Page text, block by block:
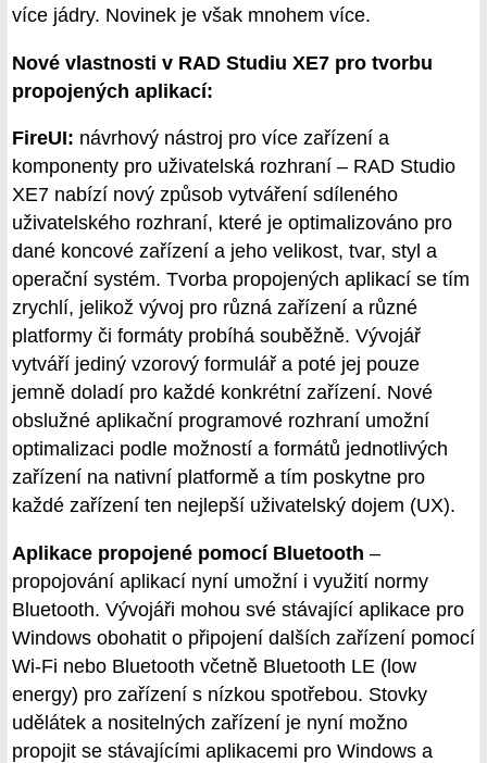
více jádry. Novinek je však mnohem více.
Nové vlastnosti v RAD Studiu XE7 pro tvorbu
propojených aplikací:
FireUI: návrhový nástroj pro více zařízení a
komponenty pro uživatelská rozhraní – RAD Studio
XE7 nabízí nový způsob vytváření sdíleného
uživatelského rozhraní, které je optimalizováno pro
dané koncové zařízení a jeho velikost, tvar, styl a
operační systém. Tvorba propojených aplikací se tím
zrychlí, jelikož vývoj pro různá zařízení a různé
platformy či formáty probíhá souběžně. Vývojář
vytváří jediný vzorový formulář a poté jej pouze
jemně doladí pro každé konkrétní zařízení. Nové
obslužné aplikační programové rozhraní umožní
optimalizaci podle možností a formátů jednotlivých
zařízení na nativní platformě a tím poskytne pro
každé zařízení ten nejlepší uživatelský dojem (UX).
Aplikace propojené pomocí Bluetooth –
propojování aplikací nyní umožní i využití normy
Bluetooth. Vývojáři mohou své stávající aplikace pro
Windows obohatit o připojení dalších zařízení pomocí
Wi-Fi nebo Bluetooth včetně Bluetooth LE (low
energy) pro zařízení s nízkou spotřebou. Stovky
udělátek a nositelných zařízení je nyní možno
propojit se stávajícími aplikacemi pro Windows a